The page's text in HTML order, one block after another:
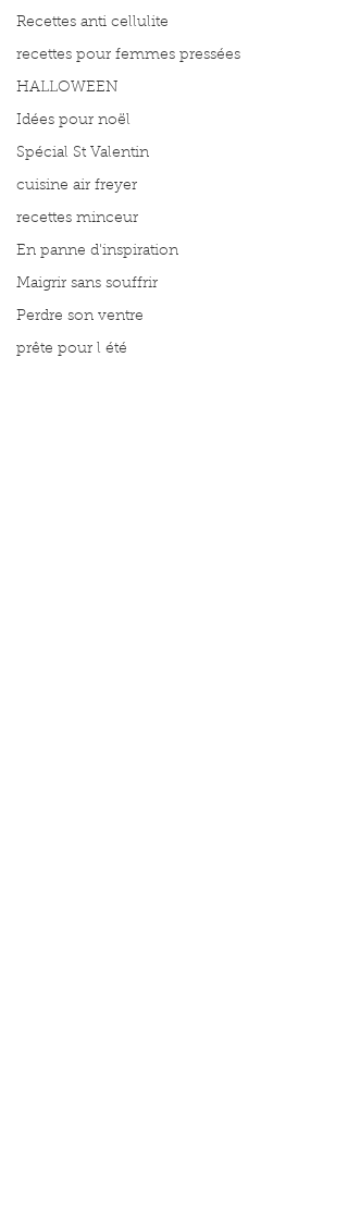
Recettes anti cellulite
recettes pour femmes pressées
HALLOWEEN
Idées pour noël
Spécial St Valentin
cuisine air freyer
recettes minceur
En panne d'inspiration
Maigrir sans souffrir
Perdre son ventre
prête pour l été